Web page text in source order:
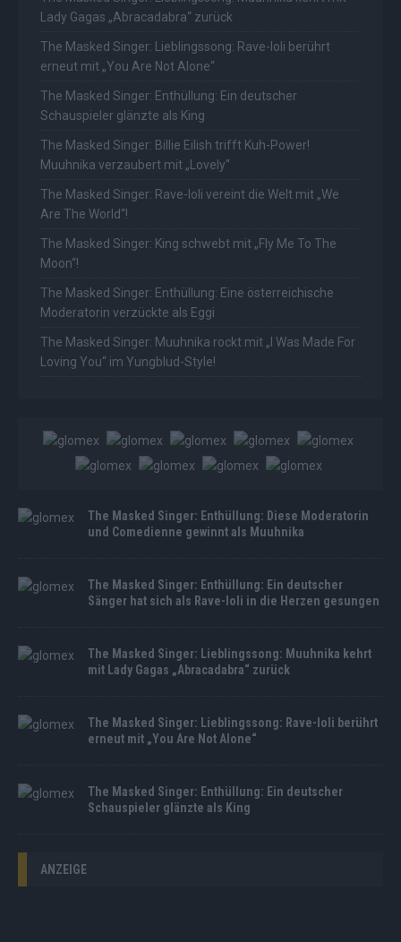
Lady Gagas „Abracadabra“ zurück
The Masked Singer: Lieblingssong: Rave-Ioli berührt
erneut mit „You Are Not Alone“
The Masked Singer: Enthüllung: Ein deutscher
Schauspieler glänzte als King
The Masked Singer: Billie Eilish trifft Kuh-Power!
Muuhnika verzaubert mit „Lovely“
The Masked Singer: Rave-Ioli vereint die Welt mit „We
Are The World“!
The Masked Singer: King schwebt mit „Fly Me To The
Moon“!
The Masked Singer: Enthüllung: Eine österreichische
Moderatorin verzückte als Eggi
The Masked Singer: Muuhnika rockt mit „I Was Made For
Loving You“ im Yungblud-Style!
The Masked Singer: Enthüllung: Diese Moderatorin
und Comedienne gewinnt als Muuhnika
The Masked Singer: Enthüllung: Ein deutscher
Sänger hat sich als Rave-Ioli in die Herzen gesungen
The Masked Singer: Lieblingssong: Muuhnika kehrt
mit Lady Gagas „Abracadabra“ zurück
The Masked Singer: Lieblingssong: Rave-Ioli berührt
erneut mit „You Are Not Alone“
The Masked Singer: Enthüllung: Ein deutscher
Schauspieler glänzte als King
ANZEIGE